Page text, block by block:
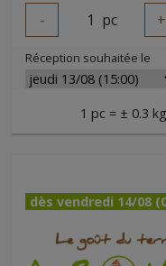
- 1 pc +
Réception souhaitée le
1 pc = ± 0.3
dès vendredi 14/08